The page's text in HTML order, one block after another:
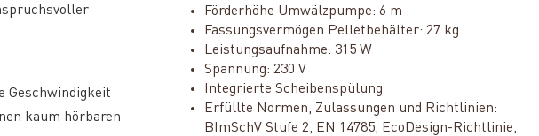
Geschwindigkeit
kaum hörbaren
Förderhöhe Umwälzpumpe: 6 m
Fassungsvermögen Pelletbehälter: 27 kg
Leistungsaufnahme: 315 W
Spannung: 230 V
Integrierte Scheibenspülung
Erfüllte Normen, Zulassungen und Richtlinien:
BImSchV Stufe 2, EN 14785, EcoDesign-Richtlinie,